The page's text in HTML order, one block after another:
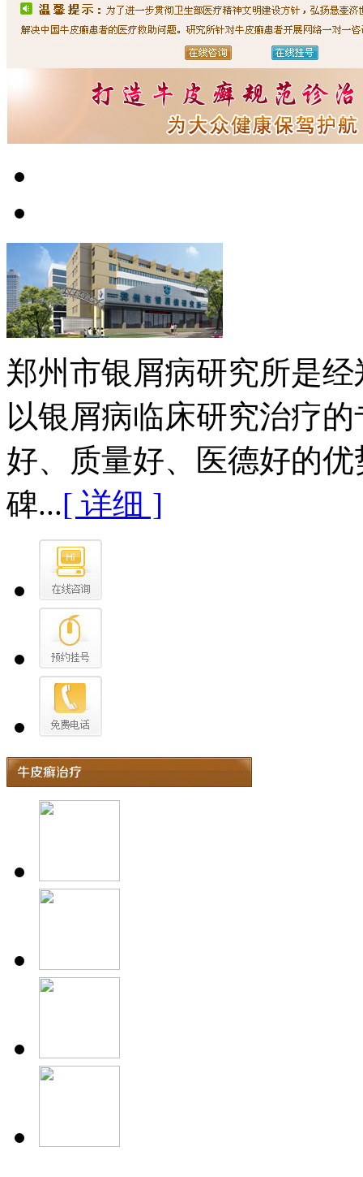
郑州市银屑病研究所是
以银屑病临床研究治疗
好、质量好、医德好的
碑...[ 详细 ]